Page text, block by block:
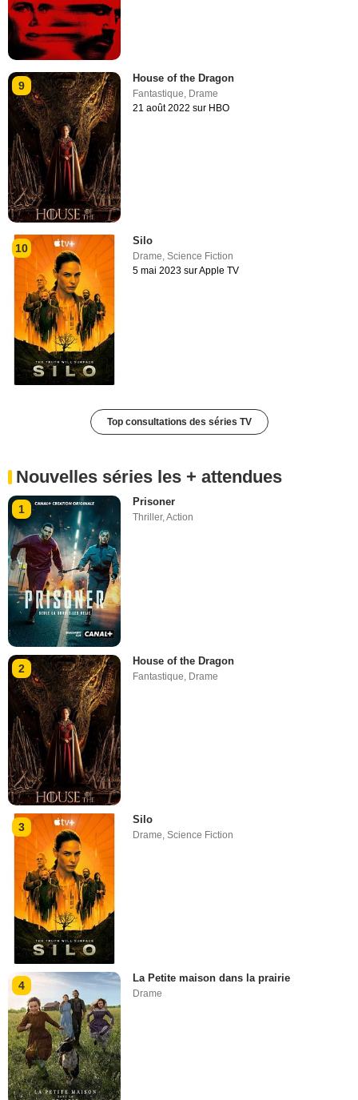
9
House of the Dragon
Fantastique Drame
21 août 2022 sur HBO
10
Silo
Drame,Science Fiction
5 mai 2023 sur Apple TV
Top consultations des séries TV
Nouvelles séries les + attendues
1
Prisoner
Thriller,Action
2
House of the Dragon
Fantastique Drame
3
Silo
Drame,Science Fiction
4
La Petite maison dans la prairie
Drame